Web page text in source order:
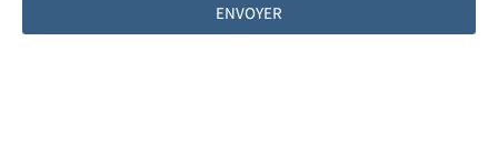
ENVOYER